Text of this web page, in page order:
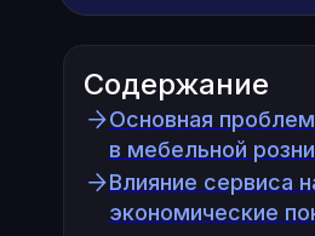
Содержание
Основная
в мебельной
Влияние сервиса
экономические